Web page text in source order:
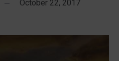
October 22, 2017